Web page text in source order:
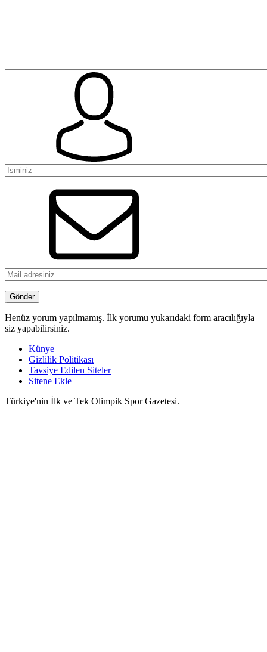
Henüz yorum yapılmamış. İlk yorumu yukarıdaki form aracılığıyla
siz yapabilirsiniz.
Künye
Gizlilik Politikası
Tavsiye Edilen Siteler
Sitene Ekle
Türkiye'nin İlk ve Tek Olimpik Spor Gazetesi.